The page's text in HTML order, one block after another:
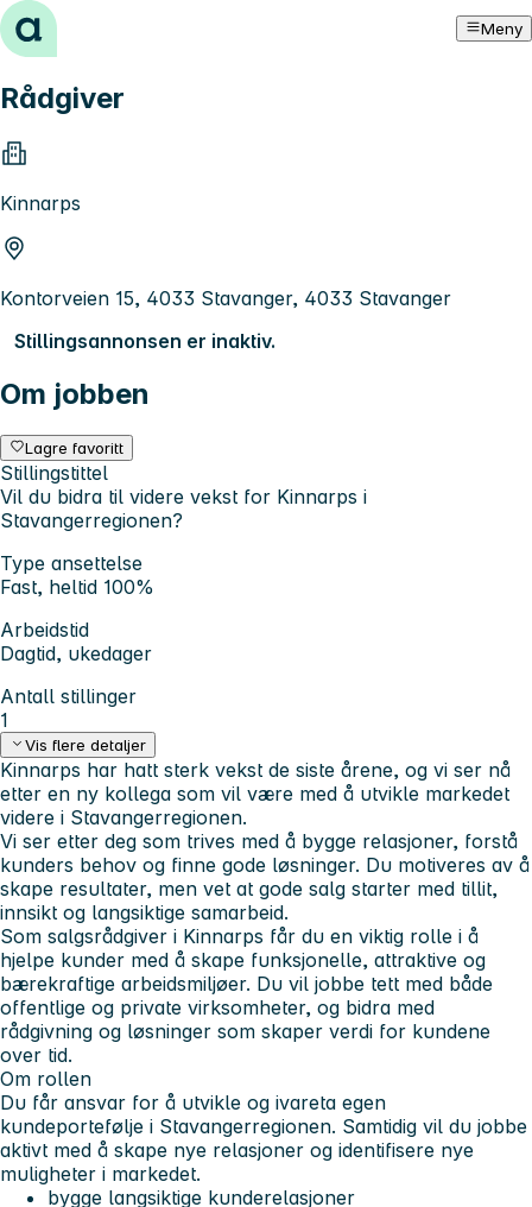
Hopp til innhold Meny
Rådgiver
Kinnarps
Kontorveien 15, 4033 Stavanger, 4033 Stavanger
Stillingsannonsen er inaktiv.
Om jobben
Lagre favoritt
Stillingstittel
Vil du bidra til videre vekst for Kinnarps i
Stavangerregionen?
Type ansettelse
Fast, heltid 100%
Arbeidstid
Dagtid, ukedager
Antall stillinger
1
Vis flere detaljer
Kinnarps har hatt sterk vekst de siste årene, og vi ser nå
etter en ny kollega som vil være med å utvikle markedet
videre i Stavangerregionen.
Vi ser etter deg som trives med å bygge relasjoner, forstå
kunders behov og finne gode løsninger. Du motiveres av å
skape resultater, men vet at gode salg starter med tillit,
innsikt og langsiktige samarbeid.
Som salgsrådgiver i Kinnarps får du en viktig rolle i å
hjelpe kunder med å skape funksjonelle, attraktive og
bærekraftige arbeidsmiljøer. Du vil jobbe tett med både
offentlige og private virksomheter, og bidra med
rådgivning og løsninger som skaper verdi for kundene
over tid.
Om rollen
Du får ansvar for å utvikle og ivareta egen
kundeportefølje i Stavangerregionen. Samtidig vil du jobbe
aktivt med å skape nye relasjoner og identifisere nye
muligheter i markedet.
bygge langsiktige kunderelasjoner